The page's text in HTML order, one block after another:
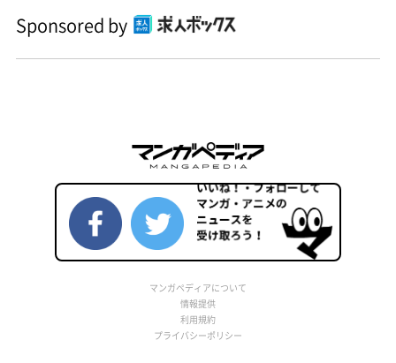
Sponsored by
マンガペディアについて
情報提供
利用規約
プライバシーポリシー